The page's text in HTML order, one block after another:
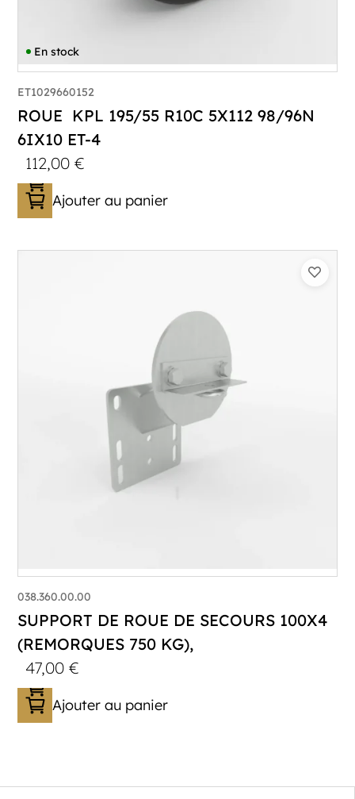
En stock
ET1029660152
ROUE KPL 195/55 R10C 5X112 98/96N
6IX10 ET-4
112,00€
Ajouter au panier
038.360.00.00
SUPPORT DE ROUE DE SECOURS 100X4
(REMORQUES 750 KG),
47,00€
Ajouter au panier